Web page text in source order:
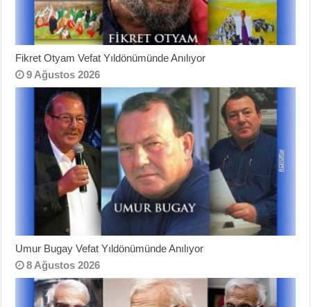
Fikret Otyam Vefat Yıldönümünde Anılıyor
9 Ağustos 2026
Umur Bugay Vefat Yıldönümünde Anılıyor
8 Ağustos 2026